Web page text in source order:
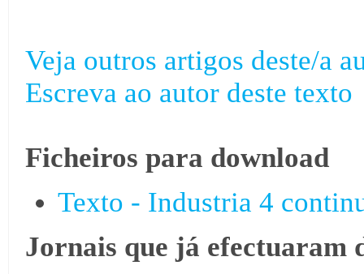
Veja outros artigos deste/a
Escreva ao autor deste texto
Ficheiros para download
Texto - Industria 4
Jornais que já efectuaram